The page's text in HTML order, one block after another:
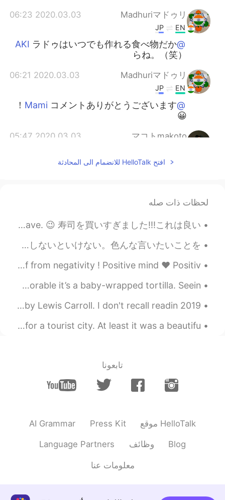
Madhuriマドゥリ
2020.03.03 06:23
EN
JP
@AKI
ラドゥはいつでも作れる食べ物だか
らね。（笑）
Madhuriマドゥリ
2020.03.03 06:21
EN
JP
@Mami
コメントありがとうございます！
😀
マコトmakoto
2020.03.03 05:47
女のコの行事ですか? 日本は、そうなんで
AKI
JP
EN
いなぁ全部食べてみたいです🥰 Have a
JP
EN
知らなかった！勉強になります✨✨
莉子
2020.03.03 03:49
Madhuriマドゥリ
2020.03.03 03:48
EN
莉子
2020.03.03 03:47
JP
افتح HelloTalk للانضمام الى المحادثة
لحظات ذات صله
I bought too much sushi again!!!! 🍣 🍣 🍣 🍣 🍣 🍣 It’s a good problem to have. 😉 寿司を買いすぎました!!!これは良い...
今日やっと友達に会えた!(顔とか、名前なしで) 一緒に平等院に行って色んなことについて話した。本当に話しやすかったから嬉しい。気がついたけど私の日本語を練習しないといけない。色んな言いたいことを...
Beautiful things happen , when you distance yourself from negativity ! Positive mind ❤️ Positiv...
I saw someone on HelloTalk share this image. It’s so adorable it’s a baby-wrapped tortilla. Seein...
2019 Book Reviews. #1 Alice's Adventures in Wonderland by Lewis Carroll. I don't recall readin...
There was no one out on my walk home. 😳 Very weird for a tourist city. At least it was a beautifu...
تابعونا
AI Grammar Press Kit موقع HelloTalk
Language Partners وظائف Blog
معلومات عنا